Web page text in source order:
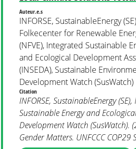
Auteur.e.s
INFORSE, SustainableEnergy
Folkecenter for Renewable
(NFVE), Integrated Sustainable
and Ecological Development
(INSEDA), Sustainable
Development Watch (SusWatch)
Citation
INFORSE, SustainableEnergy
Sustainable Energy and
Development Watch (SusWatch).
Gender Matters. UNFCCC COP29